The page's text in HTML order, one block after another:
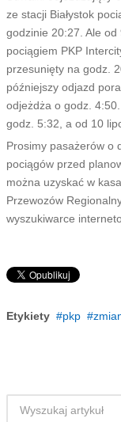
ze stacji Białystok
godzinie 20:27. Ale
pociągiem PKP
przesunięty na godz.
późniejszy odjazd
odjeżdża o godz.
godz. 5:32, a od 10
Prosimy pasażerów o
pociągów przed
można uzyskać w
Przewozów
wyszukiwarce
Etykiety pkp